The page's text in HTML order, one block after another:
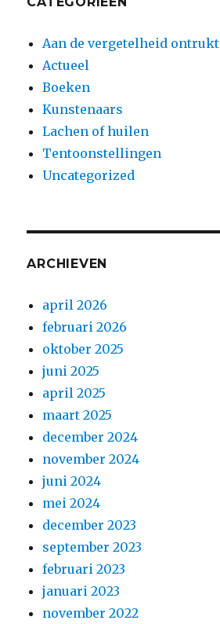
Aan de vergetelheid ontrukt
Actueel
Boeken
Kunstenaars
Lachen of huilen
Tentoonstellingen
Uncategorized
ARCHIEVEN
april 2026
februari 2026
oktober 2025
juni 2025
april 2025
maart 2025
december 2024
november 2024
juni 2024
mei 2024
december 2023
september 2023
februari 2023
januari 2023
november 2022